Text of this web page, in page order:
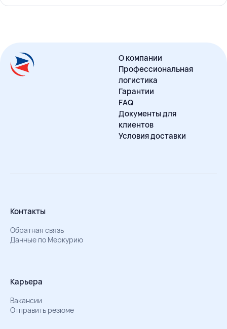
О компании
Профессиональная
логистика
Гарантии
FAQ
Документы для
клиентов
Условия доставки
Контакты
Обратная связь
Данные по Меркурию
Карьера
Вакансии
Отправить резюме